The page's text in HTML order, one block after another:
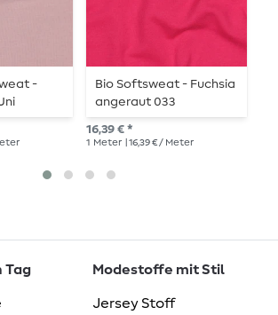
-
Bio Softsweat - Fuchsia
angeraut 033
16,39 € *
1 Meter | 16,39 € / Meter
Tag Modestoffe mit Stil
Jersey Stoff